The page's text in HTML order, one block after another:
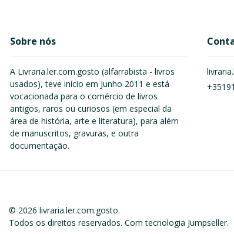
Sobre nós
A Livraria.ler.com.gosto (alfarrabista - livros
usados), teve início em Junho 2011 e está
vocacionada para o comércio de livros
antigos, raros ou curiosos (em especial da
área de história, arte e literatura), para além
de manuscritos, gravuras, e outra
documentação.
© 2026 livraria.ler.com.gosto.
Todos os direitos reservados. Com tecnologia Jumpseller.